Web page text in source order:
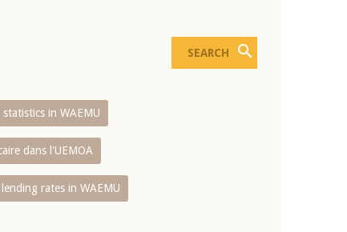
in WAEMU
dans l'UEMOA
rates in WAEMU